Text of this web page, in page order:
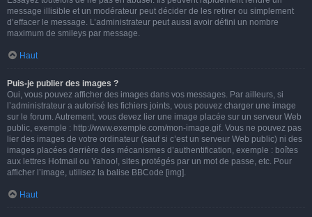
message illisible et un modérateur peut décider de les retirer ou simplement
d’effacer le message. L’administrateur peut aussi avoir défini un nombre
maximum de smileys par message.
Haut
Puis-je publier des images ?
Oui, vous pouvez afficher des images dans vos messages. Par ailleurs, si
l’administrateur a autorisé les fichiers joints, vous pouvez charger une image
sur le forum. Autrement, vous devez lier une image placée sur un serveur Web
public, exemple : http://www.exemple.com/mon-image.gif. Vous ne pouvez pas
lier des images de votre ordinateur (sauf si c’est un serveur Web public) ni des
images placées derrière des mécanismes d’authentification, exemple : boîtes
aux lettres Hotmail ou Yahoo!, sites protégés par un mot de passe, etc. Pour
afficher l’image, utilisez la balise BBCode [img].
Haut